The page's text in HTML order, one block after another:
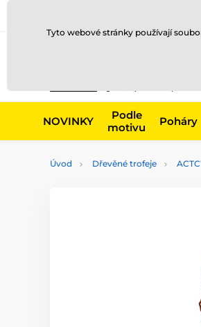
NOVINKY
Podle
motivu
Poháry
Úvod Dřevěné trofeje
Tyto webové stránky používají